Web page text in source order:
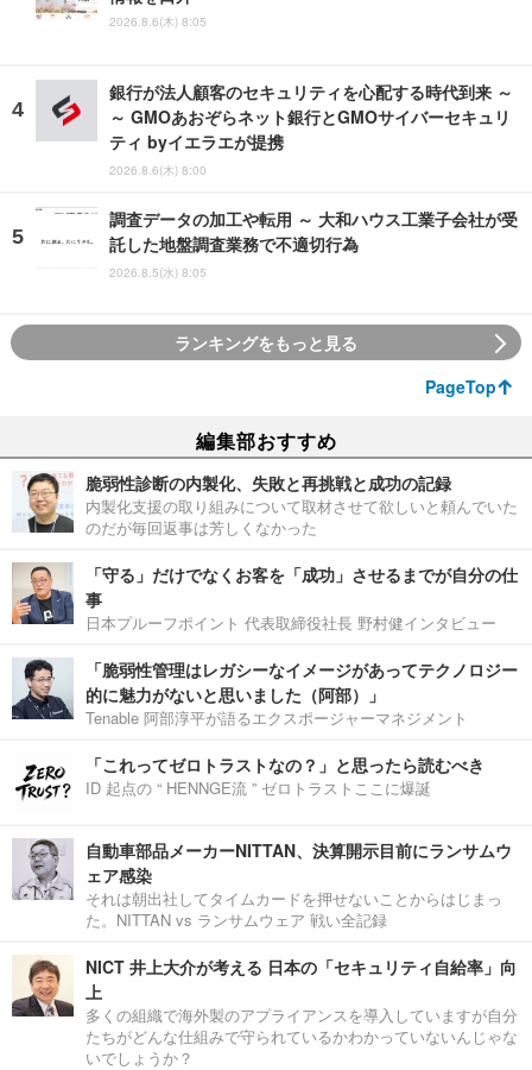
2026.8.6(木) 8:05
銀行が法人顧客のセキュリティを心配する時代到来 ～
～ GMOあおぞらネット銀行とGMOサイバーセキュリ
ティ byイエラエが提携
2026.8.6(木) 8:00
調査データの加工や転用 ～ 大和ハウス工業子会社が受
託した地盤調査業務で不適切行為
2026.8.5(水) 8:05
ランキングをもっと見る
PageTop
編集部おすすめ
脆弱性診断の内製化、失敗と再挑戦と成功の記録
内製化支援の取り組みについて取材させて欲しいと頼んでいた
のだが毎回返事は芳しくなかった
「守る」だけでなくお客を「成功」させるまでが自分の仕
事
日本プルーフポイント 代表取締役社長 野村健インタビュー
「脆弱性管理はレガシーなイメージがあってテクノロジー
的に魅力がないと思いました（阿部）」
Tenable 阿部淳平が語るエクスポージャーマネジメント
「これってゼロトラストなの？」と思ったら読むべき
ID 起点の “ HENNGE流 ” ゼロトラストここに爆誕
自動車部品メーカーNITTAN、決算開示目前にランサムウ
ェア感染
それは朝出社してタイムカードを押せないことからはじまっ
た。NITTAN vs ランサムウェア 戦い全記録
NICT 井上大介が考える 日本の「セキュリティ自給率」向
上
多くの組織で海外製のアプライアンスを導入していますが自分
たちがどんな仕組みで守られているかわかっていないんじゃな
いでしょうか？